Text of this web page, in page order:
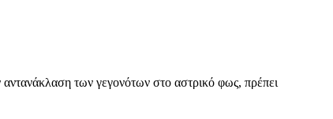
των γεγονότων στο αστρικό φως, πρέπει